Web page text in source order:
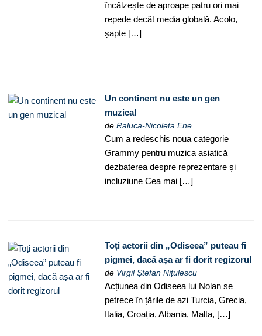
încălzește de aproape patru ori mai
repede decât media globală. Acolo,
șapte […]
Un continent nu este un gen
muzical
deRaluca-Nicoleta Ene
Cum a redeschis noua categorie
Grammy pentru muzica asiatică
dezbaterea despre reprezentare și
incluziune Cea mai […]
Toți actorii din „Odiseea” puteau fi
pigmei, dacă așa ar fi dorit regizorul
de Virgil Ștefan Nițulescu
Acțiunea din Odiseea lui Nolan se
petrece în țările de azi Turcia, Grecia,
Italia, Croația, Albania, Malta, […]